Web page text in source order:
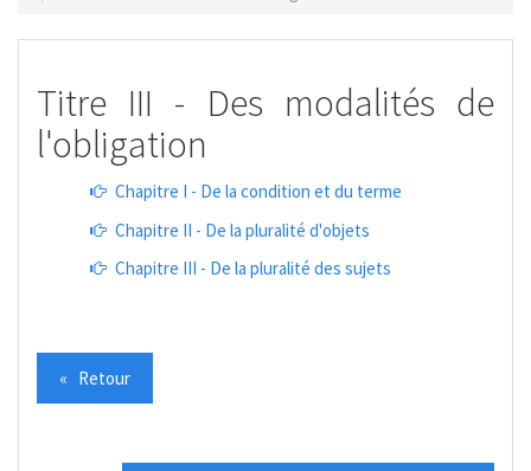
Titre III - Des modalités de
l'obligation
Chapitre I - De la condition et du terme
Chapitre II - De la pluralité d'objets
Chapitre III - De la pluralité des sujets
« Retour